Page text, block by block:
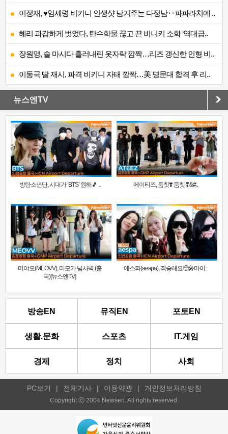
이정재, ♥임세령 비키니 인생샷 남겨주는 다정남‥파파라치에 ..
혜리 과감하게 벗었다, 탄수화물 끊고 끈 비니키 소화 ‘역대급..
장원영, 술 마시다 흘러내린 옷자락 깜짝…리즈 갱신한 인형 비..
이동국 딸 재시, 파격 비키니 자태 깜짝…美 명문대 합격 후 리..
뉴스엔TV
방탄소년단, 시대가 ‘BTS’ 원해🎵 .. 에이티즈, 둠칫❣️ 둠칫❣&#..
미야오(MEOVV), 미모가 넘사벽 (출
국)[뉴스엔TV]
에스파(aespa), 죄송해요🥺🎤마이..
방송EN 뮤직EN 포토EN
생활.문화 스포츠 IT.게임
경제 정치 사회
PC보기 | 전체기사 | 이용약관 | 개인정보처리방침
Copyright ⓒ 2004 Newsen. All rights reserved.